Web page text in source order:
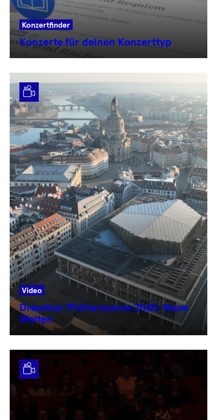
Konzertfinder
Konzerte für deinen Konzerttyp
Video
Video
Dresdner Philharmonie 2025: Neue
Welten
Video